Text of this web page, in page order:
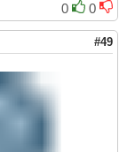
0
0
#49